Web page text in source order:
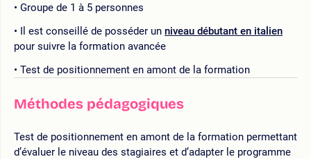
Groupe de 1 à 5 personnes
Il est conseillé de posséder un niveau débutant en italien
pour suivre la formation avancée
Test de positionnement en amont de la formation
Méthodes pédagogiques
Test de positionnement en amont de la formation permettant
d’évaluer le niveau des stagiaires et d’adapter le programme